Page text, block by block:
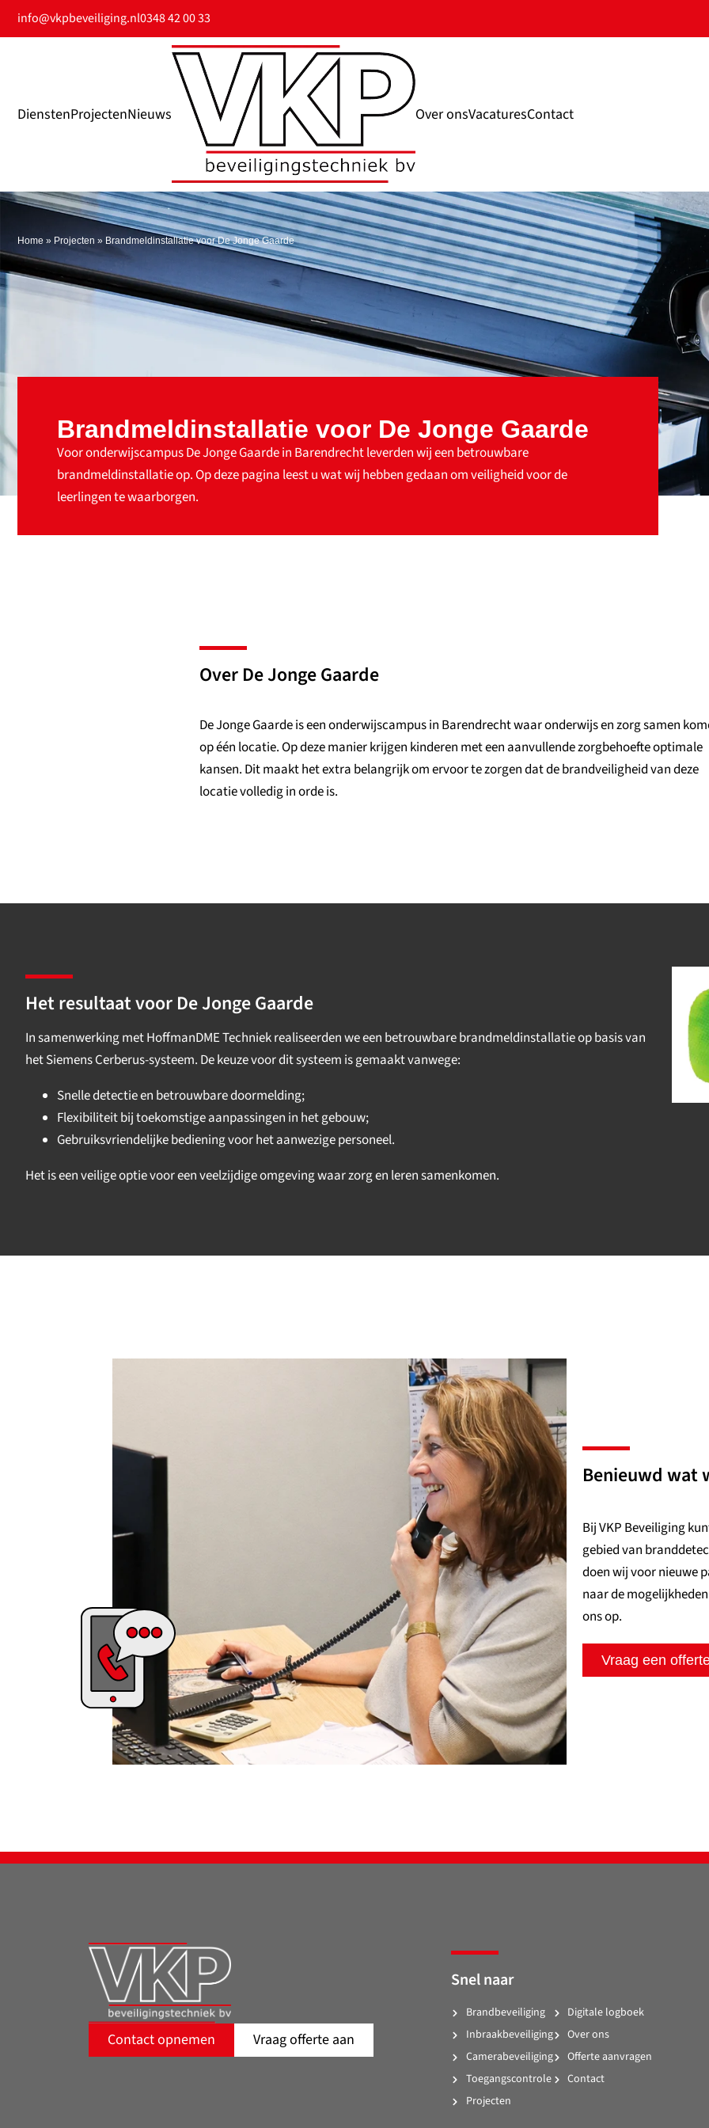
info@vkpbeveiliging.nl0348 42 00 33
DienstenProjectenNieuws Over onsVacaturesContact
Home » Projecten » Brandmeldinstallatie voor De Jonge Gaarde
Brandmeldinstallatie voor De Jonge Gaarde
Voor onderwijscampus De Jonge Gaarde in Barendrecht leverden wij een betrouwbare
brandmeldinstallatie op. Op deze pagina leest u wat wij hebben gedaan om veiligheid voor de
leerlingen te waarborgen.
Over De Jonge Gaarde
De Jonge Gaarde is een onderwijscampus in Barendrecht waar onderwijs en zorg samen
op één locatie. Op deze manier krijgen kinderen met een aanvullende zorgbehoefte optimale
kansen. Dit maakt het extra belangrijk om ervoor te zorgen dat de brandveiligheid van deze
locatie volledig in orde is.
Het resultaat voor De Jonge Gaarde
In samenwerking met HoffmanDME Techniek realiseerden we een betrouwbare brandmeldinstallatie op basis van
het Siemens Cerberus-systeem. De keuze voor dit systeem is gemaakt vanwege:
Snelle detectie en betrouwbare doormelding;
Flexibiliteit bij toekomstige aanpassingen in het gebouw;
Gebruiksvriendelijke bediening voor het aanwezige personeel.
Het is een veilige optie voor een veelzijdige omgeving waar zorg en leren samenkomen.
Benieuwd wat
Bij VKP Beveiliging
gebied van
doen wij voor nieuwe
naar de
ons op.
Vraag een
Contact opnemen Vraag offerte aan
Snel naar
Brandbeveiliging
Inbraakbeveiliging
Camerabeveiliging
Toegangscontrole
Projecten
Digitale logboek
Over ons
Offerte aanvragen
Contact